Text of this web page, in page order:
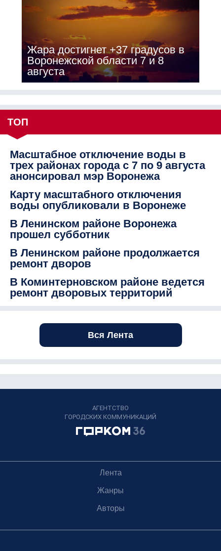
Жара достигнет +37 градусов в
Воронежской области 7 и 8
августа
ТОП
Масштабное отключение воды в
трех районах города с 7 по 9 августа
анонсировал мэр Воронежа
Карту масштабного отключения
воды опубликовали в Воронеже
В Ленинском районе Воронежа
прошел субботник
В Ленинском районе продолжается
ремонт дворов
В Коминтерновском районе ведется
ремонт дворовых территорий
Вся Лента
АГЕНТСТВО
ГОРОДСКИХ КОММУНИКАЦИЙ
Лента
Жанры
Авторы